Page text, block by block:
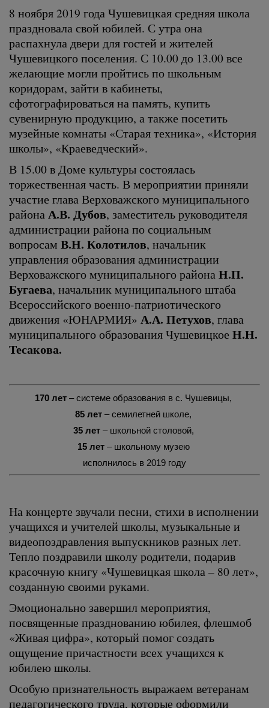
8 ноября 2019 года Чушевицкая средняя школа
праздновала свой юбилей. С утра она
распахнула двери для гостей и жителей
Чушевицкого поселения. С 10.00 до 13.00 все
желающие могли пройтись по школьным
коридорам, зайти в кабинеты,
сфотографироваться на память, купить
сувенирную продукцию, а также посетить
музейные комнаты «Старая техника», «История
школы», «Краеведческий».
В 15.00 в Доме культуры состоялась
торжественная часть. В мероприятии приняли
участие глава Верховажского муниципального
района А.В. Дубов, заместитель руководителя
администрации района по социальным
вопросам В.Н. Колотилов, начальник
управления образования администрации
Верховажского муниципального района Н.П.
Бугаева, начальник муниципального штаба
Всероссийского военно-патриотического
движения «ЮНАРМИЯ» А.А. Петухов, глава
муниципального образования Чушевицкое Н.Н.
Тесакова.
170 лет – системе образования в с. Чушевицы,
85 лет – семилетней школе,
35 лет– школьной столовой,
15 лет– школьному музею
исполнилось в 2019 году
На концерте звучали песни, стихи в исполнении
учащихся и учителей школы, музыкальные и
видеопоздравления выпускников разных лет.
Тепло поздравили школу родители, подарив
красочную книгу «Чушевицкая школа – 80 лет»,
созданную своими руками.
Эмоционально завершил мероприятия,
посвященные празднованию юбилея, флешмоб
«Живая цифра», который помог создать
ощущение причастности всех учащихся к
юбилею школы.
Особую признательность выражаем ветеранам
педагогического труда, которые оформили